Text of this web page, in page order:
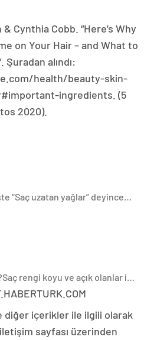
Cynthia Cobb. “Here’s Why
on Your Hair – and What to
Şuradan alındı:
health/beauty-skin-
ingredients. (5
2020).
“Saç uzatan yağlar” deyince…
Saç rengi koyu ve açık olanlar i…
diğer içerikler ile ilgili olarak
sayfası üzerinden